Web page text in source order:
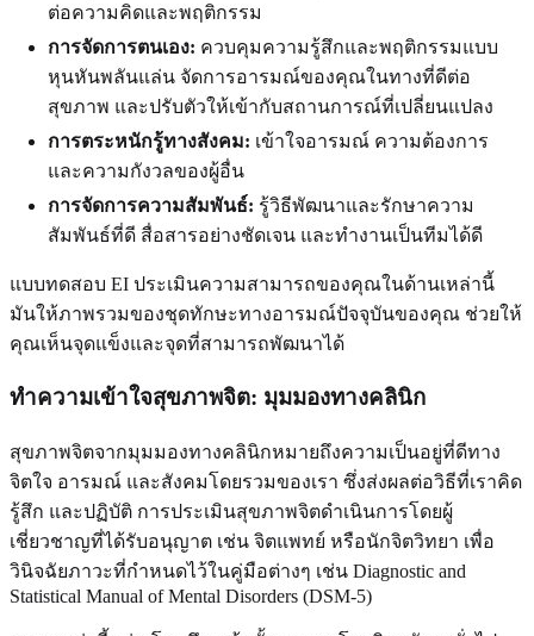
ต่อความคิดและพฤติกรรม
การจัดการตนเอง: ควบคุมความรู้สึกและพฤติกรรมแบบ
หุนหันพลันแล่น จัดการอารมณ์ของคุณในทางที่ดีต่อ
สุขภาพ และปรับตัวให้เข้ากับสถานการณ์ที่เปลี่ยนแปลง
การตระหนักรู้ทางสังคม: เข้าใจอารมณ์ ความต้องการ
และความกังวลของผู้อื่น
การจัดการความสัมพันธ์: รู้วิธีพัฒนาและรักษาความ
สัมพันธ์ที่ดี สื่อสารอย่างชัดเจน และทำงานเป็นทีมได้ดี
แบบทดสอบ EI ประเมินความสามารถของคุณในด้านเหล่านี้
มันให้ภาพรวมของชุดทักษะทางอารมณ์ปัจจุบันของคุณ ช่วยให้
คุณเห็นจุดแข็งและจุดที่สามารถพัฒนาได้
ทำความเข้าใจสุขภาพจิต: มุมมองทางคลินิก
สุขภาพจิตจากมุมมองทางคลินิกหมายถึงความเป็นอยู่ที่ดีทาง
จิตใจ อารมณ์ และสังคมโดยรวมของเรา ซึ่งส่งผลต่อวิธีที่เราคิด
รู้สึก และปฏิบัติ การประเมินสุขภาพจิตดำเนินการโดยผู้
เชี่ยวชาญที่ได้รับอนุญาต เช่น จิตแพทย์ หรือนักจิตวิทยา เพื่อ
วินิจฉัยภาวะที่กำหนดไว้ในคู่มือต่างๆ เช่น Diagnostic and
Statistical Manual of Mental Disorders (DSM-5)